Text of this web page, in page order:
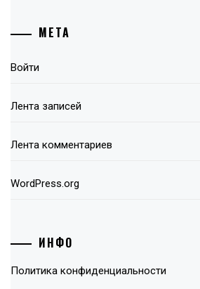
МЕТА
Войти
Лента записей
Лента комментариев
WordPress.org
ИНФО
Политика конфиденциальности